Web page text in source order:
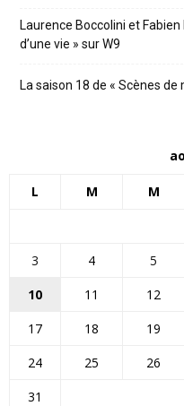
Laurence Boccolini et
d’une vie » sur W9
La saison 18 de « Scènes de
L M M
3
4 5
10
11 12
17
18 19
24
25 26
31